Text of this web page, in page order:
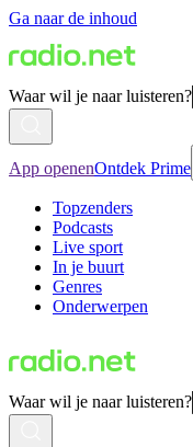
Ga naar de inhoud
Waar wil je naar luisteren?
App openenOntdek Prime
Topzenders
Podcasts
Live sport
In je buurt
Genres
Onderwerpen
Waar wil je naar luisteren?